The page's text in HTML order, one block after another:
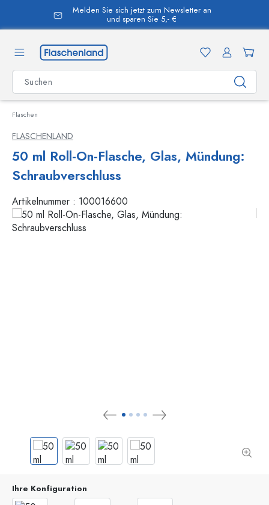
springen
Melden Sie sich jetzt zum Newsletter an
und sparen Sie 5,- €
Flaschen
FLASCHENLAND
50 ml Roll-On-Flasche, Glas, Mündung:
Schraubverschluss
Artikelnummer : 100016600
Ihre Konfiguration